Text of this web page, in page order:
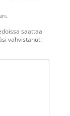
saattaa
vahvistanut.